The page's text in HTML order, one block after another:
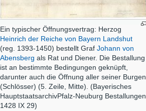
Ein typischer Öffnungsvertrag: Herzog
Heinrich der Reiche von Bayern Landshut
(reg. 1393-1450) bestellt GrafJohann von
Abensberg als Rat und Diener. Die Bestallung
ist an bestimmte Bedingungen geknüpft,
darunter auch die Öffnung aller seiner Burgen
(Schlösser) (5. Zeile, Mitte). (Bayerisches
HauptstaatsarchivPfalz-Neuburg Bestallungen
1428 IX 29)